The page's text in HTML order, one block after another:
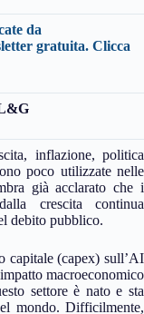
da
gratuita. Clicca
inflazione, politica
poco utilizzate nelle
già acclarato che i
crescita continua
debito pubblico.
capitale (capex) sull’AI
macroeconomico
settore è nato e sta
mondo. Difficilmente,